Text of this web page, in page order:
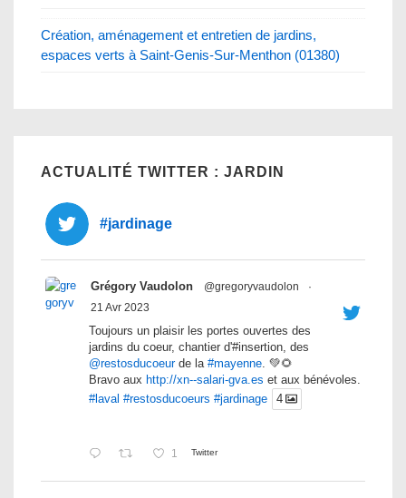
Création, aménagement et entretien de jardins,
espaces verts à Saint-Genis-Sur-Menthon (01380)
ACTUALITÉ TWITTER : JARDIN
#jardinage
Grégory Vaudolon @gregoryvaudolon
·
21 Avr 2023
Toujours un plaisir les portes ouvertes des
jardins du coeur, chantier d'#insertion, des
@restosducoeurde la #mayenne. 💚🌻
Bravo aux http://xn--salari-gva.es et aux bénévoles.
#laval #restosducoeurs #jardinage 4
1 Twitter